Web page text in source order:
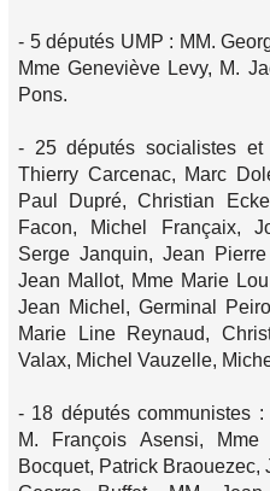
- 5 députés UMP : MM.
Mme Geneviève Levy, M.
Pons.
- 25 députés socialistes et
Thierry Carcenac, Marc
Paul Dupré, Christian
Facon, Michel Françaix,
Serge Janquin, Jean
Jean Mallot, Mme Marie
Jean Michel, Germinal
Marie Line Reynaud,
Valax, Michel Vauzelle,
- 18 députés communistes
M. François Asensi,
Bocquet, Patrick